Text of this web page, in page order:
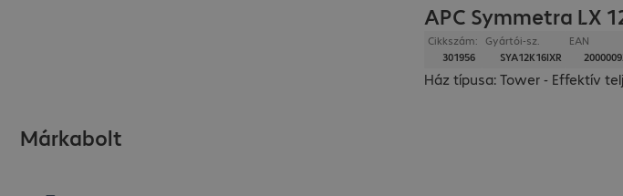
APC Symmetra LX
Cikkszám:
301956
Gyártói-sz.
SYA12K16IXR
EAN
Ház típusa: Tower - Effektív
Márkabolt